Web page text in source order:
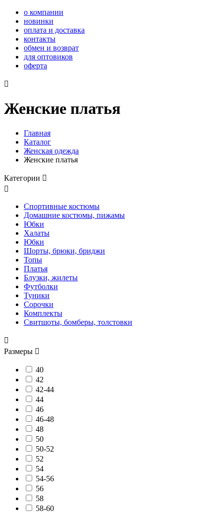
о компании
новинки
оплата и доставка
контакты
обмен и возврат
для оптовиков
оферта

Женские платья
Главная
Каталог
Женская одежда
Женские платья
Категории 

Спортивные костюмы
Домашние костюмы, пижамы
Юбки
Халаты
Юбки
Шорты, брюки, бриджи
Топы
Платья
Блузки, жилеты
Футболки
Туники
Сорочки
Комплекты
Свитшоты, бомберы, толстовки

Размеры 
40
42
42-44
44
46
46-48
48
50
50-52
52
54
54-56
56
58
58-60